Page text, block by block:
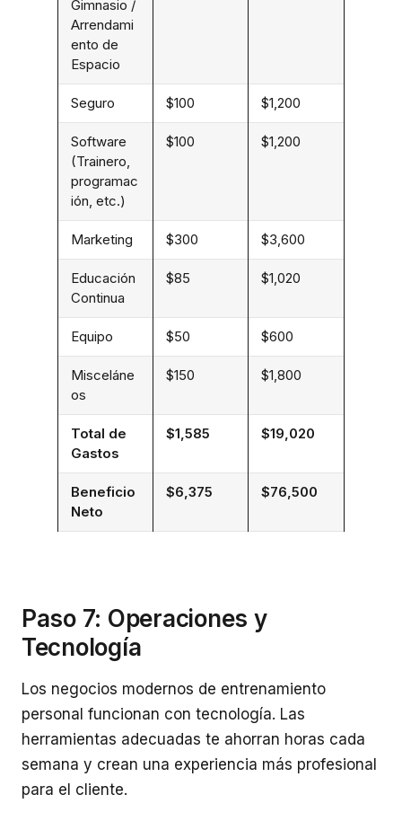
Gimnasio /
Arrendami
ento de
Espacio
Seguro $100 $1,200
Software
(Trainero,
programac
ión, etc.)
$100 $1,200
Marketing $300 $3,600
Educación
Continua
$85 $1,020
Equipo $50 $600
Misceláne
os
$150 $1,800
Total de
Gastos
$1,585 $19,020
Beneficio
Neto
$6,375 $76,500
Paso 7: Operaciones y
Tecnología
Los negocios modernos de entrenamiento
personal funcionan con tecnología. Las
herramientas adecuadas te ahorran horas cada
semana y crean una experiencia más profesional
para el cliente.